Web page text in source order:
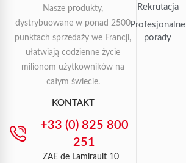
Nasze produkty,
dystrybuowane w ponad 2500
punktach sprzedaży we Francji,
ułatwiają codzienne życie
milionom użytkowników na
całym świecie.
KONTAKT
+33 (0) 825 800
251
ZAE de Lamirault 10
Rekrutacja
Profesjonalne
porady